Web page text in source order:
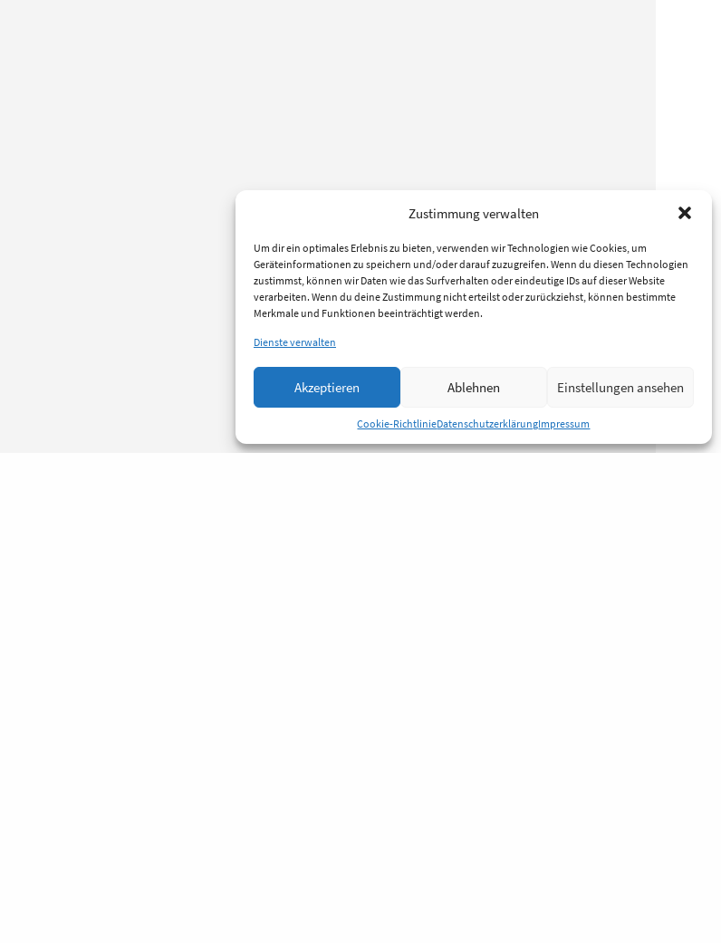
Zustimmung verwalten
Um dir ein optimales Erlebnis zu bieten, verwenden wir Technologien wie Cookies, um
Geräteinformationen zu speichern und/oder darauf zuzugreifen. Wenn du diesen Technologien
zustimmst, können wir Daten wie das Surfverhalten oder eindeutige IDs auf dieser Website
verarbeiten. Wenn du deine Zustimmung nicht erteilst oder zurückziehst, können bestimmte
Merkmale und Funktionen beeinträchtigt werden.
Dienste verwalten
Akzeptieren Ablehnen Einstellungen ansehen
Cookie-RichtlinieDatenschutzerklärungImpressum